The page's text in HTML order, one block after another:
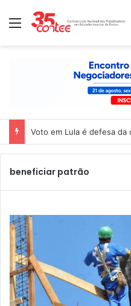
Menu
Voto em Lula é defesa da
beneficiar patrão